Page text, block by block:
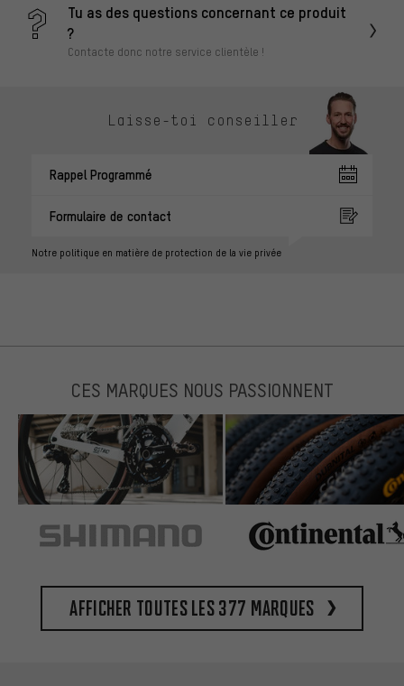
Tu as des questions concernant ce produit
?
Contacte donc notre service clientèle !
Laisse-toi conseiller
Rappel Programmé
Formulaire de contact
Notre politique en matière de protection de la vie privée
CES MARQUES NOUS PASSIONNENT
Afficher toutes les 377 marques